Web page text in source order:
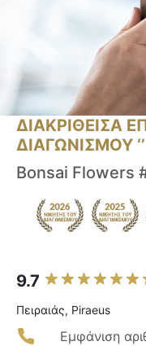
ΔΙΑΚΡΙΘΕΙΣΑ
ΔΙΑΓΩΝΙΣΜΟΥ ‘’
Bonsai Flowers
9.7
Πειραιάς, Piraeus
Εμφάνιση